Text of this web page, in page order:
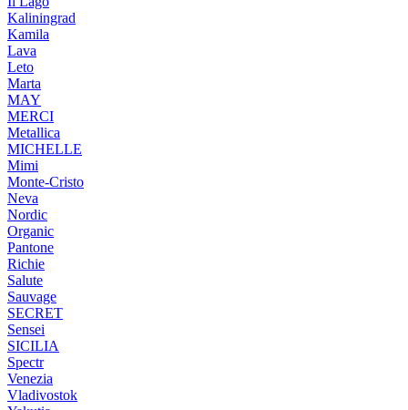
Kaliningrad
Kamila
Lava
Leto
Marta
MAY
MERCI
Metallica
MICHELLE
Mimi
Monte-Cristo
Neva
Nordic
Organic
Pantone
Richie
Salute
Sauvage
SECRET
Sensei
SICILIA
Spectr
Venezia
Vladivostok